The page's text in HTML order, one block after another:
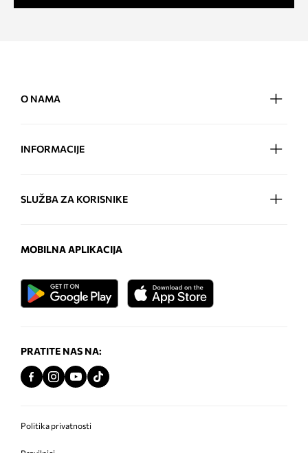
O NAMA
INFORMACIJE
SLUŽBA ZA KORISNIKE
MOBILNA APLIKACIJA
PRATITE NAS NA:
Politika privatnosti